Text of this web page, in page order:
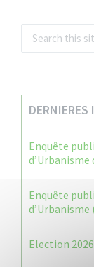
DERNIERES
Enquête
d’Urbanisme
Enquête
d’Urbanisme
Election